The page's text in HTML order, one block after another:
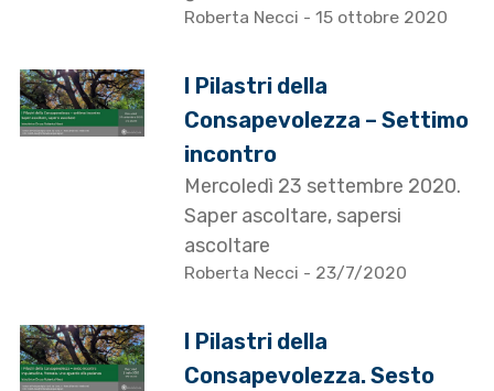
Roberta Necci - 15 ottobre 2020
I Pilastri della
Consapevolezza – Settimo
incontro
Mercoledì 23 settembre 2020.
Saper ascoltare, sapersi
ascoltare
Roberta Necci - 23/7/2020
I Pilastri della
Consapevolezza. Sesto